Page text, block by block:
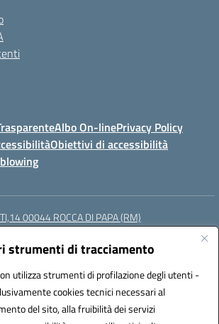
strumenti di tracciamento
utilizza strumenti di profilazione degli utenti -
cookies tecnici necessari al
del sito, alla fruibilità dei servizi
Albo On-linePrivacy Policy
Obiettivi di accessibilità
00044 ROCCA DI PAPA (RM)
(PEC):rmic8aq00n@pec.istruzione.it
RMIC8AQ00N
Amministrazioni (IPA): istsc_rmic8aq00n
(CUF): 7JVJUU